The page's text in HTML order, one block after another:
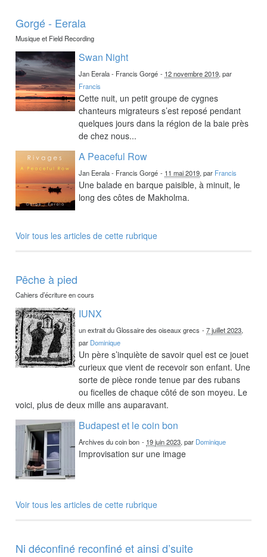
Gorgé - Eerala
Musique et Field Recording
Swan Night
Jan Eerala - Francis Gorgé - 12 novembre 2019, par
Francis
Cette nuit, un petit groupe de cygnes
chanteurs migrateurs s’est reposé pendant
quelques jours dans la région de la baie près
de chez nous...
A Peaceful Row
Jan Eerala - Francis Gorgé - 11 mai 2019, par Francis
Une balade en barque paisible, à minuit, le
long des côtes de Makholma.
Voir tous les articles de cette rubrique
Pêche à pied
Cahiers d’écriture en cours
IUNX
un extrait du Glossaire des oiseaux grecs -7 juillet 2023,
par Dominique
Un père s’inquiète de savoir quel est ce jouet
curieux que vient de recevoir son enfant. Une
sorte de pièce ronde tenue par des rubans
ou ficelles de chaque côté de son moyeu. Le
voici, plus de deux mille ans auparavant.
Budapest et le coin bon
Archives du coin bon - 19 juin 2023, par Dominique
Improvisation sur une image
Voir tous les articles de cette rubrique
Ni déconfiné reconfiné et ainsi d’suite